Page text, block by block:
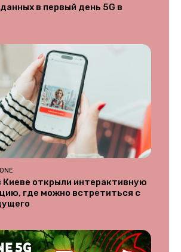
в первый день 5G в
Киеве открыли интерактивную
где можно встретиться с